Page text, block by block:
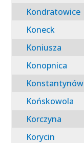
Kondratowice
Koneck
Koniusza
Konopnica
Konstantynów
Końskowola
Korczyna
Korycin